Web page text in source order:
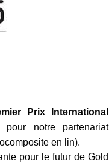
Prix International
notre partenariat
en lin).
pour le futur de Gold